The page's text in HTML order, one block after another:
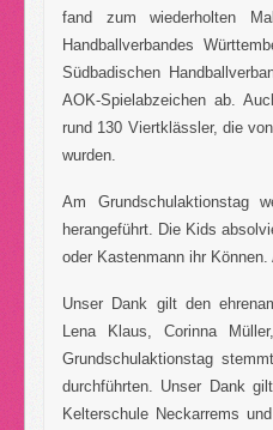
fand zum wiederholten
Handballverbandes
Südbadischen
AOK-Spielabzeichen ab.
rund 130 Viertklässler, die
wurden.
Am Grundschulaktionstag
herangeführt. Die Kids
oder Kastenmann ihr
Unser Dank gilt den
Lena Klaus, Corinna
Grundschulaktionstag
durchführten. Unser Dank
Kelterschule Neckarrems